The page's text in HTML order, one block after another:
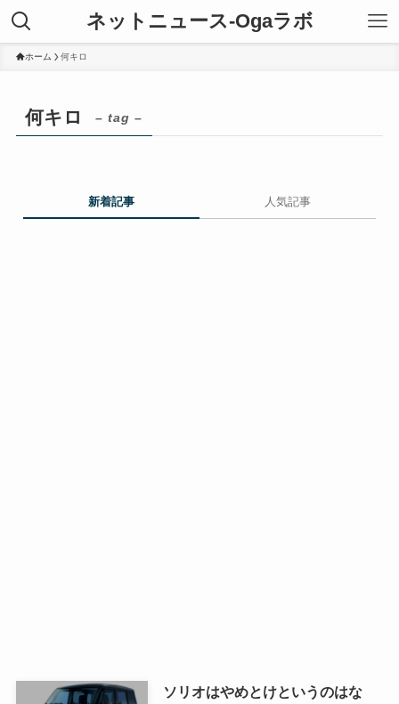
ネットニュース-Ogaラボ
ホーム 何キロ
何キロ – tag –
新着記事 人気記事
ソリオはやめとけというのはな